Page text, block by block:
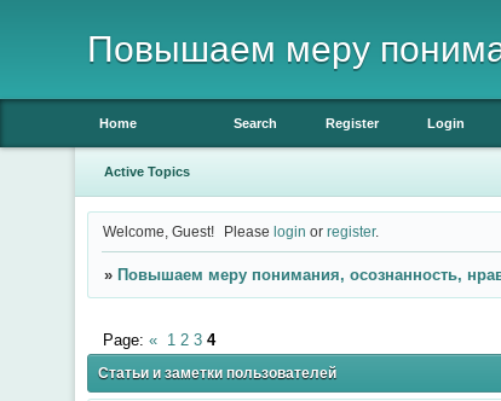
Повышаем меру
Home Search Register Login
Active Topics
Welcome, Guest! Pleaselogin orregister.
» Повышаем меру понимания, осознанность,
Статьи и заметки пользователей
Page: « 1 2 3 4